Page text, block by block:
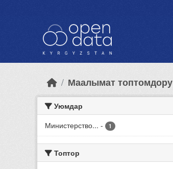
Маалымат топтомдору
Уюмдар
Министерство... - 1
Топтор